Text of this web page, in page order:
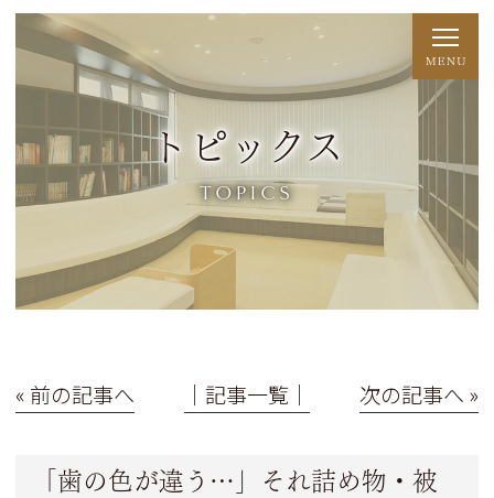
トピックス
TOPICS
« 前の記事へ │記事一覧│ 次の記事へ »
「歯の色が違う…」それ詰め物・被